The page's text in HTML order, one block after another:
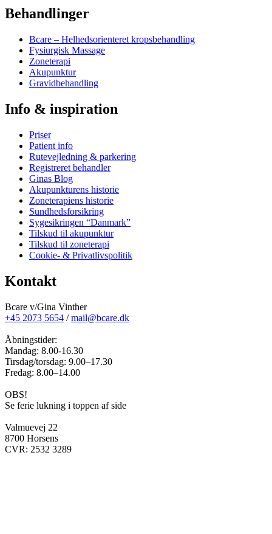
Behandlinger
Bcare – Helhedsorienteret kropsbehandling
Fysiurgisk Massage
Zoneterapi
Akupunktur
Gravidbehandling
Info & inspiration
Priser
Patient info
Rutevejledning & parkering
Registreret behandler
Ginas Blog
Akupunkturens historie
Zoneterapiens historie
Sundhedsforsikring
Sygesikringen “Danmark”
Tilskud til akupunktur
Tilskud til zoneterapi
Cookie- & Privatlivspolitik
Kontakt
Bcare v/Gina Vinther
+45 2073 5654 /mail@bcare.dk
Åbningstider:
Mandag: 8.00-16.30
Tirsdag/torsdag: 9.00–17.30
Fredag: 8.00–14.00
OBS!
Se ferie lukning i toppen af side
Valmuevej 22
8700 Horsens
CVR: 2532 3289